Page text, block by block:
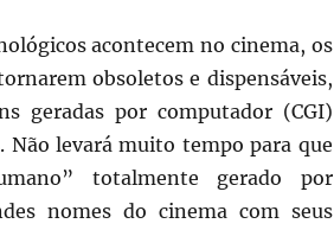
acontecem no cinema, os
obsoletos e dispensáveis,
geradas por computador (CGI)
Não levará muito tempo para que
totalmente gerado por
nomes do cinema com seus